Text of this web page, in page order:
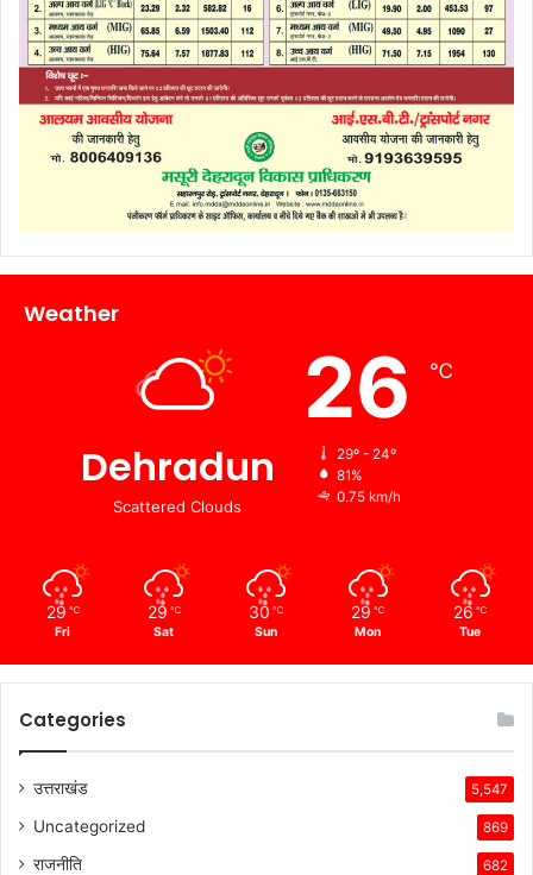
Weather
Dehradun
Scattered Clouds
26 ℃
29º - 24º
81%
0.75 km/h
29 ℃
Fri
29 ℃
Sat
30 ℃
Sun
29 ℃
Mon
26 ℃
Tue
Categories
उत्तराखंड 5,547
Uncategorized 869
राजनीति 682